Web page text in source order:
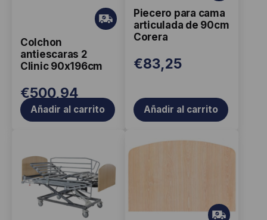
Colchon
antiescaras 2
Clinic 90x196cm
Gr
ati
€500,94
Añadir al carrito
Piecero para cama
articulada de 90cm
Corera
s
€83,25
Añadir al carrito
Gr